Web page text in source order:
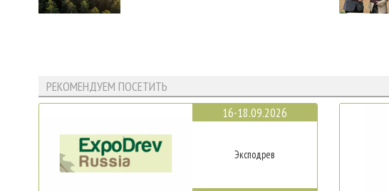
РЕКОМЕНДУЕМ ПОСЕТИТЬ
16-18.09.2026
Эксподрев